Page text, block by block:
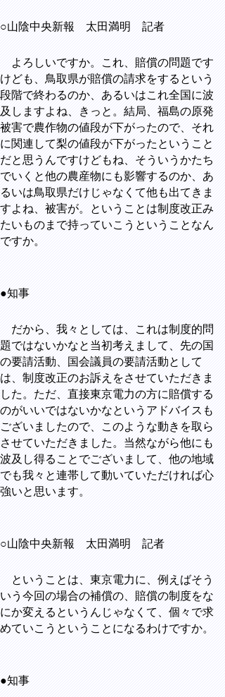
○山陰中央新報 太田満明 記者
よろしいですか。これ、賠償の問題です
けども、鳥取県が賠償の請求をするという
段階で終わるのか、あるいはこれ全国に波
及しますよね、きっと。結局、福島の原発
被害で農作物の値段が下がったので、それ
に関連して梨の値段が下がったということ
だと思うんですけどもね、そういうかたち
でいくと他の農産物にも影響するのか、あ
るいは鳥取県だけじゃなくて他も出てきま
すよね、被害が。ということは制度改正み
たいものまで持っていこうということなん
ですか。
●知事
だから、我々としては、これは制度的問
題ではないかなと当初考えまして、先の国
の要請活動、国会議員の要請活動として
は、制度改正のお訴えをさせていただきま
した。ただ、直接東京電力の方に賠償する
のがいいではないかなというアドバイスも
ございましたので、このような動きを取ら
させていただきました。当然ながら他にも
波及し得ることでございまして、他の地域
でも我々と連帯して動いていただければ心
強いと思います。
○山陰中央新報 太田満明 記者
ということは、東京電力に、例えばそう
いう今回の場合の補償の、賠償の制度をな
にか変えるというんじゃなくて、個々で求
めていこうということになるわけですか。
●知事